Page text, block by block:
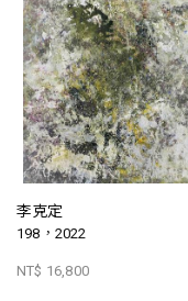
李克定
198，2022
NT$ 16,800